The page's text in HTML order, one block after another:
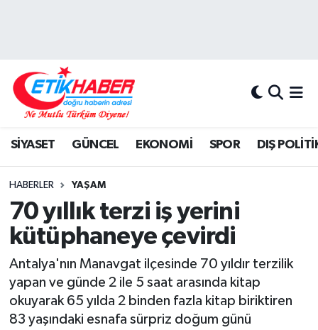
SİYASET GÜNCEL EKONOMİ SPOR DIŞ
HABERLER YAŞAM
70 yıllık terzi iş yerini
kütüphaneye çevirdi
Antalya'nın Manavgat ilçesinde 70 yıldır terzilik
yapan ve günde 2 ile 5 saat arasında kitap
okuyarak 65 yılda 2 binden fazla kitap biriktiren
83 yaşındaki esnafa sürpriz doğum günü
DIŞ POLİTİKA
KÖŞE YAZILARI
KÜLTÜR-SANAT-MAGAZİN
MEDYA
Hava Durumu
Süper Lig Puan Durumu ve Fikstür
Tüm Manşetler
Son Dakika Haberleri
Haber Arşivi